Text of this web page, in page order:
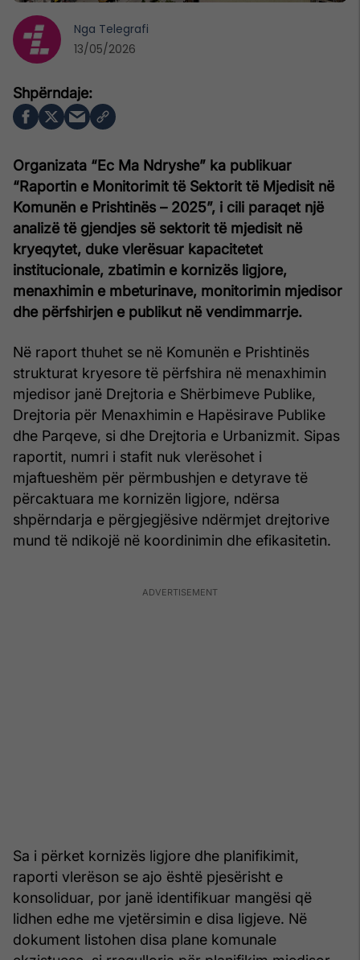
Organizata “Ec Ma Ndryshe” ka publikuar
“Raportin e Monitorimit të Sektorit të Mjedisit në
Komunën e Prishtinës – 2025”, i cili paraqet një
analizë të gjendjes së sektorit të mjedisit në
kryeqytet, duke vlerësuar kapacitetet
institucionale, zbatimin e kornizës ligjore,
menaxhimin e mbeturinave, monitorimin mjedisor
dhe përfshirjen e publikut në vendimmarrje.
Në raport thuhet se në Komunën e Prishtinës
strukturat kryesore të përfshira në menaxhimin
mjedisor janë Drejtoria e Shërbimeve Publike,
Drejtoria për Menaxhimin e Hapësirave Publike
dhe Parqeve, si dhe Drejtoria e Urbanizmit. Sipas
raportit, numri i stafit nuk vlerësohet i
mjaftueshëm për përmbushjen e detyrave të
përcaktuara me kornizën ligjore, ndërsa
shpërndarja e përgjegjësive ndërmjet drejtorive
mund të ndikojë në koordinimin dhe efikasitetin.
Sa i përket kornizës ligjore dhe planifikimit,
raporti vlerëson se ajo është pjesërisht e
konsoliduar, por janë identifikuar mangësi që
lidhen edhe me vjetërsimin e disa ligjeve. Në
dokument listohen disa plane komunale
Nga Telegrafi
13/05/2026